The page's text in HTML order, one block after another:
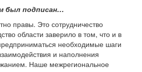
был подписан…
правы. Это сотрудничество
области заверило в том, что и в
необходимые шаги
и наполнения
Наше межрегиональное